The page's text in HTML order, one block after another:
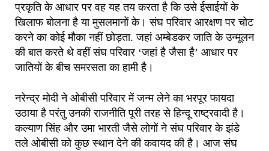
प्रकृति के आधार पर वह यह तय करता है कि उसे ईसाईयों के
खिलाफ बोलना है या मुसलमानों के। संघ परिवार आरक्षण पर चोट
करने का कोई मौका नहीं छोड़ता. जहां अम्बेडकर जाति के उन्मूलन
की बात करते थे वहीं संघ परिवार ‘जहां है जैसा है’ आधार पर
जातियों के बीच समरसता का हामी है।
नरेन्द्र मोदी ने ओबीसी परिवार में जन्म लेने का भरपूर फायदा
उठाया है परंतु उनकी राजनीति पूरी तरह से हिन्दू राष्ट्रवादी है।
कल्याण सिंह और उमा भारती जैसे लोगों ने संघ परिवार के झंडे
तले ओबीसी को कुछ स्थान देने की कवायद की है। आज संघ